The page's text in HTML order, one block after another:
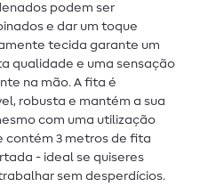
podem ser
e dar um toque
tecida garante um
qualidade e uma sensação
na mão. A fita é
robusta e mantém a sua
com uma utilização
contém 3 metros de fita
- ideal se quiseres
sem desperdícios.